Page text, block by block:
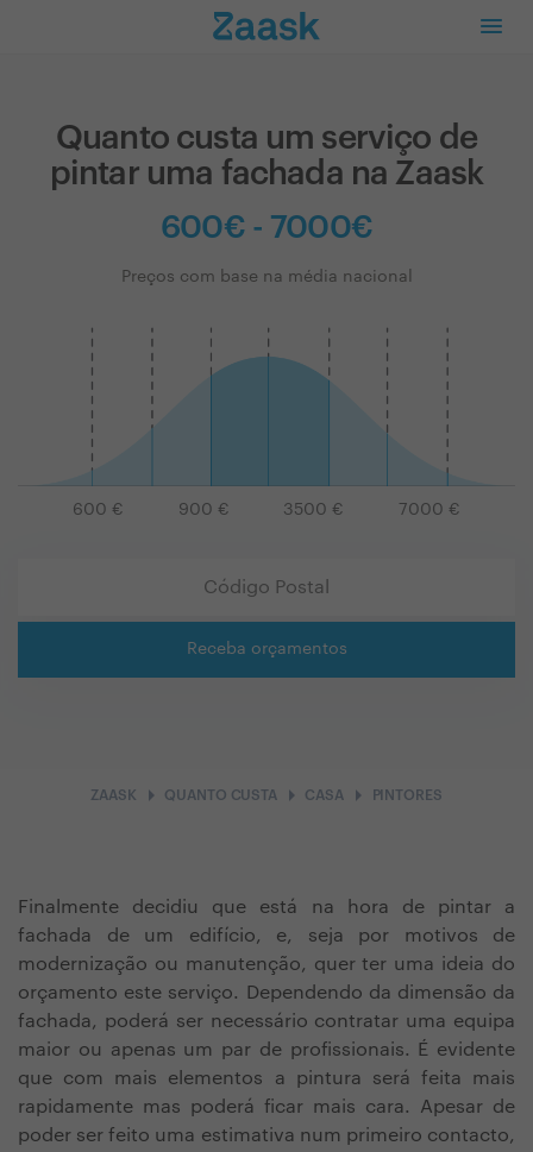
Quanto custa um serviço de
pintar uma fachada na Zaask
600€ - 7000€
Preços com base na média nacional
600 € 900 € 3500 € 7000 €
Receba orçamentos
ZAASK arrow_right QUANTO CUSTAarrow_right CASAarrow_right PINTORES
Finalmente decidiu que está na hora de pintar a
fachada de um edifício, e, seja por motivos de
modernização ou manutenção, quer ter uma ideia do
orçamento este serviço. Dependendo da dimensão da
fachada, poderá ser necessário contratar uma equipa
maior ou apenas um par de profissionais. É evidente
que com mais elementos a pintura será feita mais
rapidamente mas poderá ficar mais cara. Apesar de
poder ser feito uma estimativa num primeiro contacto,